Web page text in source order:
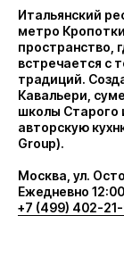
Итальянский
метро
пространство,
встречается с
традиций.
Кавальери,
школы Старого
авторскую
Group).
Москва, ул.
Ежедневно
+7 (499) 402-21-